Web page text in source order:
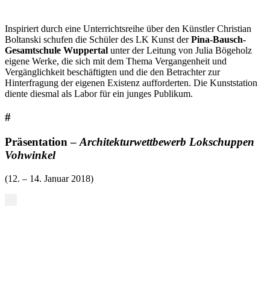
Inspiriert durch eine Unterrichtsreihe über den Künstler Christian
Boltanski schufen die Schüler des LK Kunst derPina-Bausch-
Gesamtschule Wuppertal unter der Leitung von Julia Bögeholz
eigene Werke, die sich mit dem Thema Vergangenheit und
Vergänglichkeit beschäftigten und die den Betrachter zur
Hinterfragung der eigenen Existenz aufforderten. Die Kunststation
diente diesmal als Labor für ein junges Publikum.
#
Präsentation – Architekturwettbewerb Lokschuppen
Vohwinkel
(12. – 14. Januar 2018)